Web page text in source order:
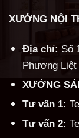
XƯỞNG NỘI
Địa chỉ: Số
Phương Liệt
XƯỞNG
Tư vấn 1:
Tư vấn 2: